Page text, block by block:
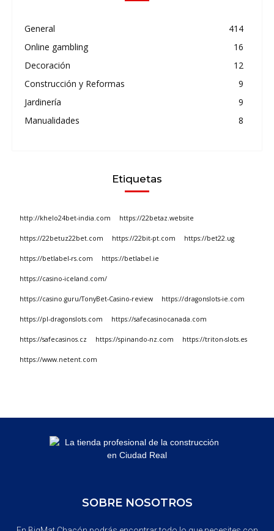
General
414
Online gambling
16
Decoración
12
Construcción y Reformas
9
Jardinería
9
Manualidades
8
Etiquetas
http://khelo24bet-india.com https://22betaz.website
https://22betuz22bet.com https://22bit-pt.com https://bet22.ug
https://betlabel-rs.com https://betlabel.ie
https://casino-iceland.com/
https://casino.guru/TonyBet-Casino-review https://dragonslots-ie.com
https://pl-dragonslots.com https://safecasinocanada.com
https://safecasinos.cz https://spinando-nz.com https://triton-slots.es
https://www.netent.com
SOBRE NOSOTROS